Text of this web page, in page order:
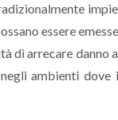
essere
arrecare danno
ambienti